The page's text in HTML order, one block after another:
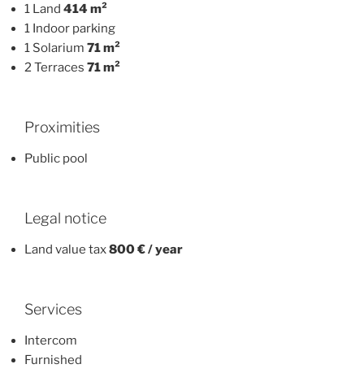
1 Land 414 m²
1 Indoor parking
1 Solarium 71 m²
2 Terraces 71 m²
Proximities
Public pool
Legal notice
Land value tax800 € / year
Services
Intercom
Furnished